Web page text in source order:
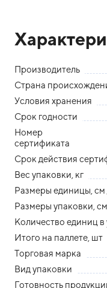
Производитель
Страна
Условия хранения
Срок годности
Номер
сертификата
Срок действия
Вес упаковки, кг
Размеры единицы,
Размеры упаковки,
Количество единиц в
Итого на паллете, шт
Торговая марка
Вид упаковки
Готовность